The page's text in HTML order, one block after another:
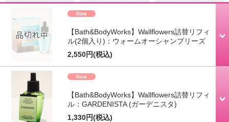
【Bath&BodyWorks】Wallflowers詰替リフィ
ル(2個入り)：ウォームオーシャンブリーズ
2,550円(税込)
【Bath&BodyWorks】Wallflowers詰替リフィ
ル：GARDENISTA (ガーデニスタ)
1,330円(税込)